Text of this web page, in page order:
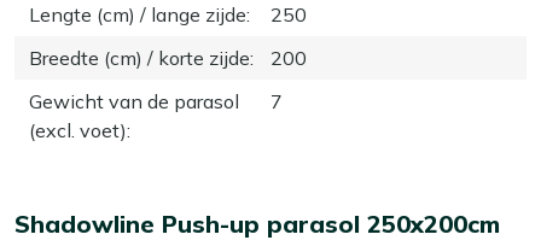
Lengte (cm) / lange zijde:
250
Breedte (cm) / korte zijde:
200
Gewicht van de parasol
(excl. voet):
7
Shadowline Push-up parasol 250x200cm